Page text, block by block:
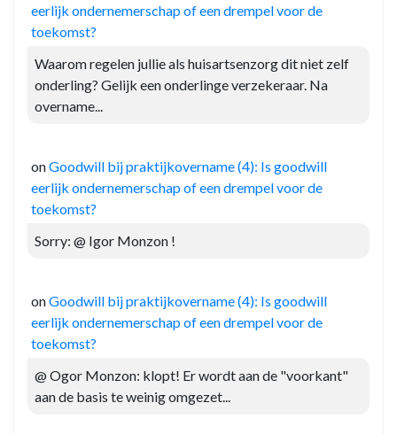
eerlijk ondernemerschap of een drempel voor de
toekomst?
Waarom regelen jullie als huisartsenzorg dit niet zelf
onderling? Gelijk een onderlinge verzekeraar. Na
overname...
onGoodwill bij praktijkovername (4): Is goodwill
eerlijk ondernemerschap of een drempel voor de
toekomst?
Sorry: @ Igor Monzon !
onGoodwill bij praktijkovername (4): Is goodwill
eerlijk ondernemerschap of een drempel voor de
toekomst?
@ Ogor Monzon: klopt! Er wordt aan de "voorkant"
aan de basis te weinig omgezet...